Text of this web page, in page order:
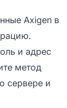
Axigen в
и адрес
метод
сервере и